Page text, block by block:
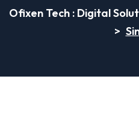
Ofixen Tech : Digital
>